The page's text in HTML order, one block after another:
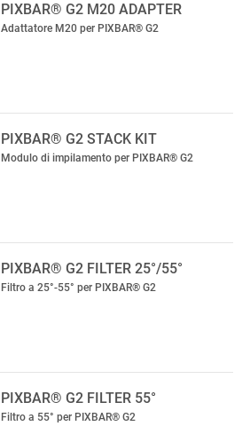
PIXBAR® G2 M20 ADAPTER
Adattatore M20 per PIXBAR® G2
PIXBAR® G2 STACK KIT
Modulo di impilamento per PIXBAR® G2
PIXBAR® G2 FILTER 25°/55°
Filtro a 25°-55° per PIXBAR® G2
PIXBAR® G2 FILTER 55°
Filtro a 55° per PIXBAR® G2